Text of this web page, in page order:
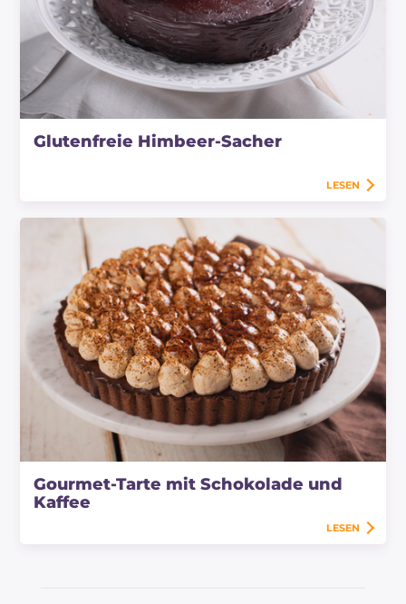
Glutenfreie Himbeer-Sacher
LESEN
Gourmet-Tarte mit Schokolade und
Kaffee
LESEN